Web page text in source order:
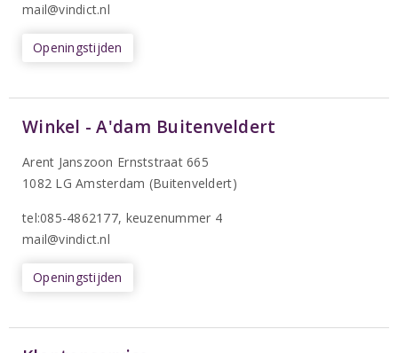
mail@vindict.nl
Openingstijden
Winkel - A'dam Buitenveldert
Arent Janszoon Ernststraat 665
1082 LG Amsterdam (Buitenveldert)
tel:085-4862177, keuzenummer 4
mail@vindict.nl
Openingstijden